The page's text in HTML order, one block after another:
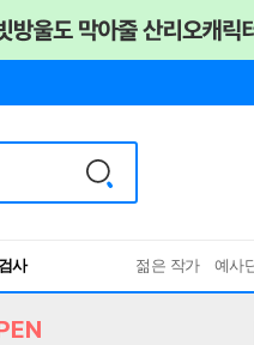
사
젊은 작가 예사